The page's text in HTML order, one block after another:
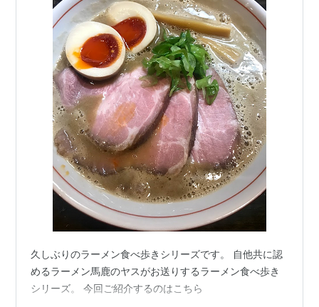
久しぶりのラーメン食べ歩きシリーズです。 自他共に認
めるラーメン馬鹿のヤスがお送りするラーメン食べ歩き
シリーズ。 今回ご紹介するのはこちら